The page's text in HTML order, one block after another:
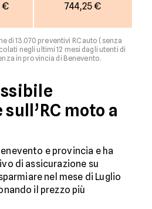
€ 744,25 €
di 13.070 preventivi RC auto (senza
negli ultimi 12 mesi dagli utenti di
in provincia di Benevento.
moto a
e provincia e ha
di assicurazione su
nel mese di Luglio
il prezzo più